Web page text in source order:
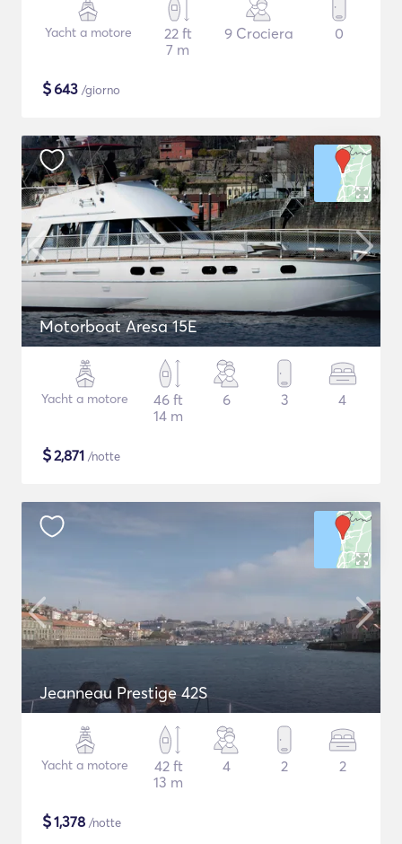
Yacht a motore
22 ft
7 m
9 Crociera 0
$643 /giorno
Motorboat Aresa 15E
Yacht a motore
46 ft
14 m
6 3 4
$2,871 /notte
Jeanneau Prestige 42S
Yacht a motore
42 ft
13 m
4 2 2
$1,378 /notte